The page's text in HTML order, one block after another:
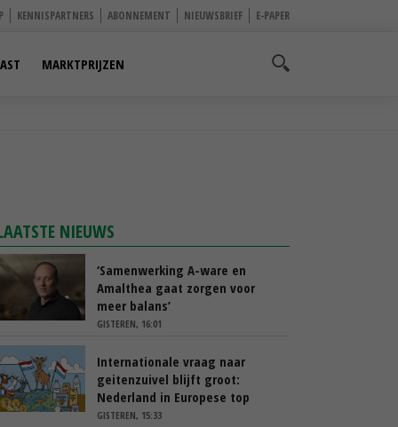
KENNISPARTNERS ABONNEMENT NIEUWSBRIEF E-PAPER
MARKTPRIJZEN
NIEUWS
‘Samenwerking A-ware en
Amalthea gaat zorgen voor
meer balans’
GISTEREN, 16:01
Internationale vraag naar
geitenzuivel blijft groot:
Nederland in Europese top
GISTEREN, 15:33